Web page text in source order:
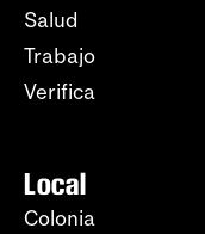
Salud
Trabajo
Verifica
Local
Colonia